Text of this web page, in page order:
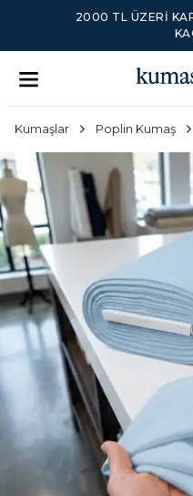
2000 TL ÜZERI
Kumaşlar Poplin Kumaş